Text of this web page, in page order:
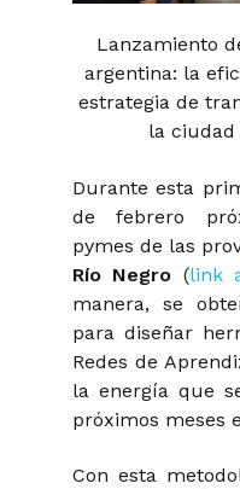
Lanzamiento
argentina: la
estrategia de
la ciudad
Durante esta
de febrero
pymes de las
Río Negro (link
manera, se
para diseñar
Redes de
la energía que
próximos meses
Con esta